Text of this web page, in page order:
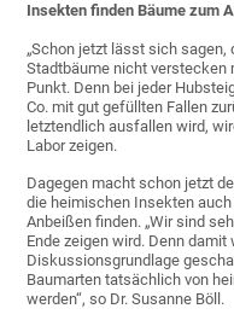
Insekten finden Bäume zum
„Schon jetzt lässt sich
Stadtbäume nicht verstecken
Punkt. Denn bei jeder
Co. mit gut gefüllten Fallen
letztendlich ausfallen wird,
Labor zeigen.
Dagegen macht schon jetzt
die heimischen Insekten
Anbeißen finden. „Wir sind
Ende zeigen wird. Denn damit
Diskussionsgrundlage
Baumarten tatsächlich von
werden“, so Dr. Susanne Böll.